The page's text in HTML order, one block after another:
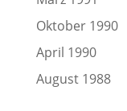
Oktober 1990
April 1990
August 1988